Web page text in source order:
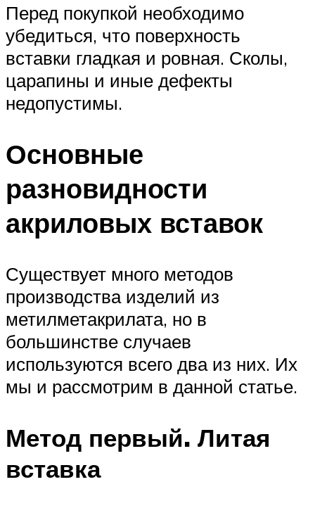
Перед покупкой необходимо
убедиться, что поверхность
вставки гладкая и ровная. Сколы,
царапины и иные дефекты
недопустимы.
Основные
разновидности
акриловых вставок
Существует много методов
производства изделий из
метилметакрилата, но в
большинстве случаев
используются всего два из них. Их
мы и рассмотрим в данной статье.
Метод первый. Литая
вставка